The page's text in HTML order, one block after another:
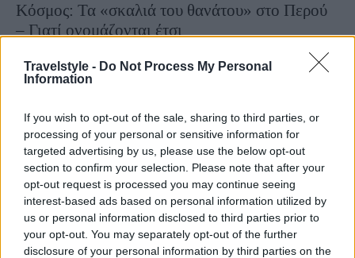
Travelstyle - Do Not Process My Personal
Information
If you wish to opt-out of the sale, sharing to third parties, or
processing of your personal or sensitive information for
targeted advertising by us, please use the below opt-out
section to confirm your selection. Please note that after your
opt-out request is processed you may continue seeing
interest-based ads based on personal information utilized by
us or personal information disclosed to third parties prior to
your opt-out. You may separately opt-out of the further
disclosure of your personal information by third parties on the
Κόσμος: Τα «σκαλιά του θανάτου» στο Περού
– Γιατί ονομάζονται έτσι
Το βουνό Huayna Picchu στο Περού προσφέρει την καλύτερη θέα προς
και απλό... Ο ορεινός όγκος είναι...